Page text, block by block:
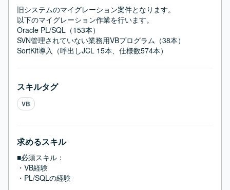
旧システムのマイグレーション案件となります。
以下のマイグレーション作業を行います。
Oracle PL/SQL（153本）
SVN管理されていない業務用VBプログラム（38本）
SortKit導入（呼出しJCL 15本、仕様数574本）
スキルタグ
VB
求めるスキル
■必須スキル：
・VB経験
・PL/SQLの経験